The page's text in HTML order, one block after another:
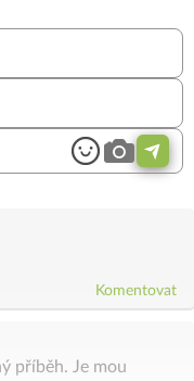
Komentovat
příběh. Je mou